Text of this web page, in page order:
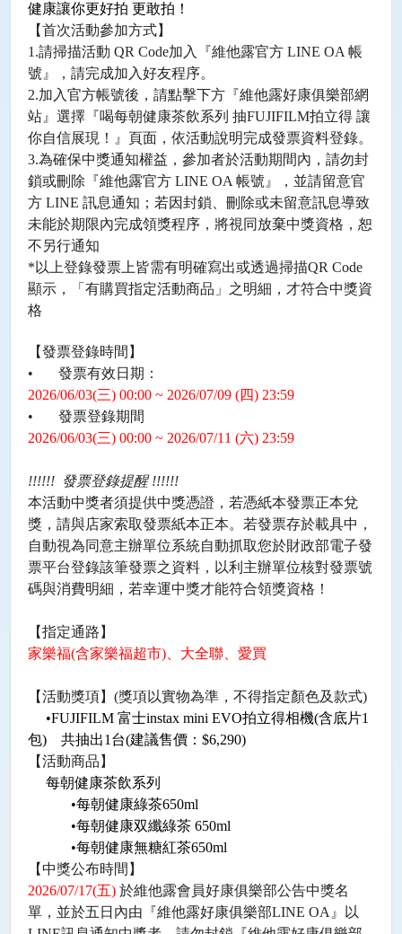
健康讓你更好拍 更敢拍！
【首次活動參加方式】
1.請掃描活動 QR Code加入『維他露官方 LINE OA 帳
號』，請完成加入好友程序。
2.加入官方帳號後，請點擊下方『維他露好康俱樂部網
站』選擇『喝每朝健康茶飲系列 抽FUJIFILM拍立得 讓
你自信展現！』頁面，依活動說明完成發票資料登錄。
3.為確保中獎通知權益，參加者於活動期間內，請勿封
鎖或刪除『維他露官方 LINE OA 帳號』，並請留意官
方 LINE 訊息通知；若因封鎖、刪除或未留意訊息導致
未能於期限內完成領獎程序，將視同放棄中獎資格，恕
不另行通知
*以上登錄發票上皆需有明確寫出或透過掃描QR Code
顯示，「有購買指定活動商品」之明細，才符合中獎資
格
【發票登錄時間】
•
發票有效日期：
2026/06/03(三) 00:00 ~ 2026/07/09 (四) 23:59
•
發票登錄期間
2026/06/03(三) 00:00 ~ 2026/07/11 (六) 23:59
!!!!!! 發票登錄提醒!!!!!!
本活動中獎者須提供中獎憑證，若憑紙本發票正本兌
獎，請與店家索取發票紙本正本。若發票存於載具中，
自動視為同意主辦單位系統自動抓取您於財政部電子發
票平台登錄該筆發票之資料，以利主辦單位核對發票號
碼與消費明細，若幸運中獎才能符合領獎資格！
【指定通路】
家樂福(含家樂福超市)、大全聯、愛買
【活動獎項】 (獎項以實物為準，不得指定顏色及款式)
•FUJIFILM 富士instax mini EVO拍立得相機(含底片1
包) 共抽出1 台(建議售價： $6,290)
【活動商品】
每朝健康茶飲系列
•每朝健康綠茶650ml
•每朝健康双纖綠茶 650ml
•每朝健康無糖紅茶650ml
【中獎公布時間】
2026/07/17(五) 於維他露會員好康俱樂部公告中獎名
單， 並於五日內由『維他露好康俱樂部LINE OA』以